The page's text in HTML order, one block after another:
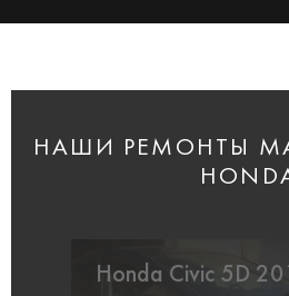
НАШИ РЕМОНТЫ
Honda Civic 5D